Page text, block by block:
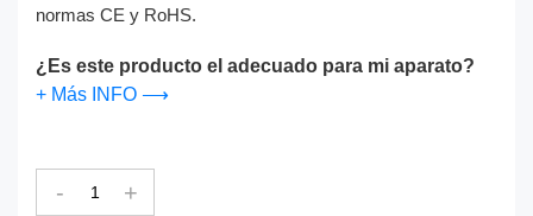
normas CE y RoHS.
¿Es este producto el adecuado para mi aparato?
+ Más INFO ⟶
- +